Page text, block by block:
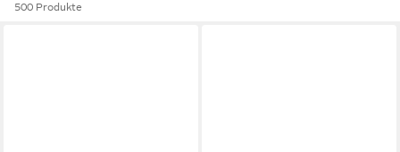
500 Produkte